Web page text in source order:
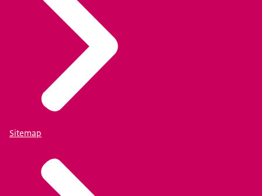
Sitemap